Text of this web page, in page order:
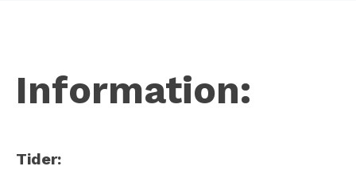
Information:
Tider: